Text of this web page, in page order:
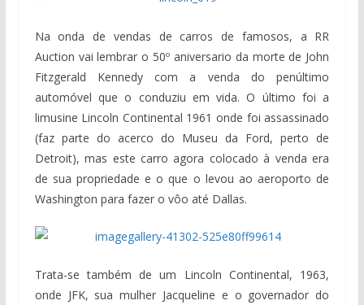
Na onda de vendas de carros de famosos, a RR
Auction vai lembrar o 50º aniversario da morte de John
Fitzgerald Kennedy com a venda do penúltimo
automóvel que o conduziu em vida. O último foi a
limusine Lincoln Continental 1961 onde foi assassinado
(faz parte do acerco do Museu da Ford, perto de
Detroit), mas este carro agora colocado à venda era
de sua propriedade e o que o levou ao aeroporto de
Washington para fazer o vôo até Dallas.
Trata-se também de um Lincoln Continental, 1963,
onde JFK, sua mulher Jacqueline e o governador do